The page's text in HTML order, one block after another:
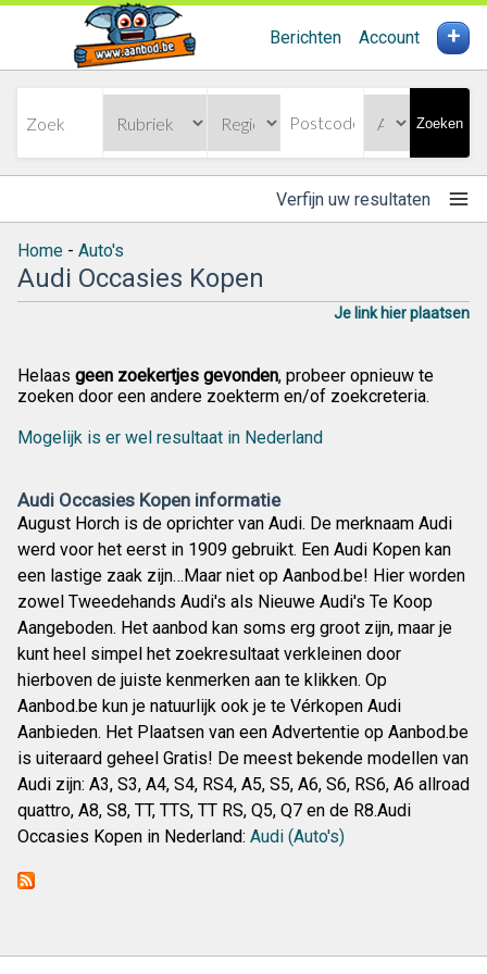
Berichten Account +
Zoeken
Verfijn uw resultaten
Home - Auto's
Audi Occasies Kopen
Je link hier plaatsen
Helaas geen zoekertjes gevonden, probeer opnieuw te
zoeken door een andere zoekterm en/of zoekcreteria.
Mogelijk is er wel resultaat in Nederland
Audi Occasies Kopen informatie
August Horch is de oprichter van Audi. De merknaam Audi
werd voor het eerst in 1909 gebruikt. Een Audi Kopen kan
een lastige zaak zijn…Maar niet op Aanbod.be! Hier worden
zowel Tweedehands Audi's als Nieuwe Audi's Te Koop
Aangeboden. Het aanbod kan soms erg groot zijn, maar je
kunt heel simpel het zoekresultaat verkleinen door
hierboven de juiste kenmerken aan te klikken. Op
Aanbod.be kun je natuurlijk ook je te Vérkopen Audi
Aanbieden. Het Plaatsen van een Advertentie op Aanbod.be
is uiteraard geheel Gratis! De meest bekende modellen van
Audi zijn: A3, S3, A4, S4, RS4, A5, S5, A6, S6, RS6, A6 allroad
quattro, A8, S8, TT, TTS, TT RS, Q5, Q7 en de R8.Audi
Occasies Kopen in Nederland: Audi (Auto's)